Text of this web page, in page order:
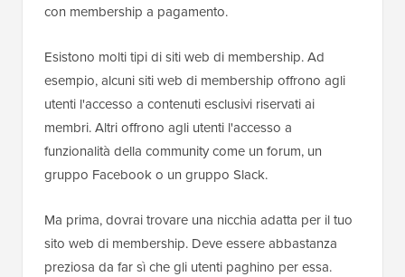
con membership a pagamento.
Esistono molti tipi di siti web di membership. Ad
esempio, alcuni siti web di membership offrono agli
utenti l'accesso a contenuti esclusivi riservati ai
membri. Altri offrono agli utenti l'accesso a
funzionalità della community come un forum, un
gruppo Facebook o un gruppo Slack.
Ma prima, dovrai trovare una nicchia adatta per il tuo
sito web di membership. Deve essere abbastanza
preziosa da far sì che gli utenti paghino per essa.